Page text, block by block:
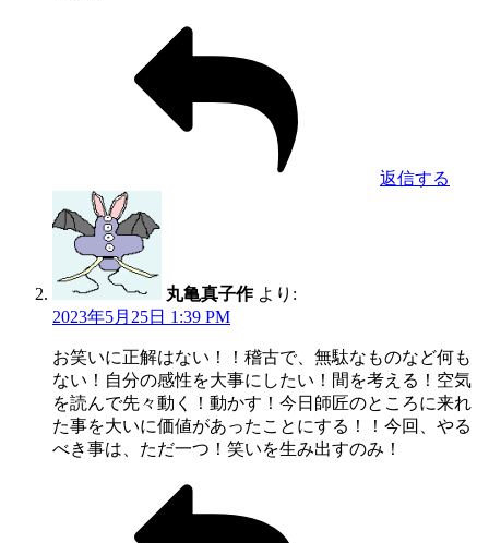
返信する
丸亀真子作 より:
2023年5月25日 1:39 PM
お笑いに正解はない！！稽古で、無駄なものなど何も
ない！自分の感性を大事にしたい！間を考える！空気
を読んで先々動く！動かす！今日師匠のところに来れ
た事を大いに価値があったことにする！！今回、やる
べき事は、ただ一つ！笑いを生み出すのみ！